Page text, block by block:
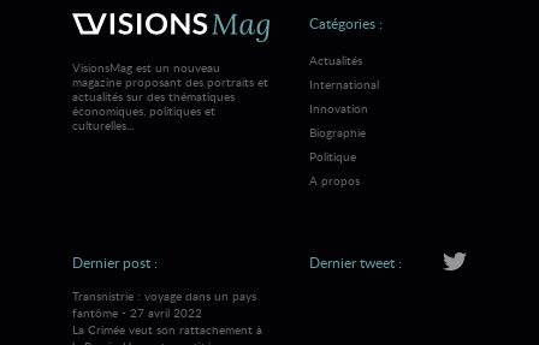
VisionsMag est un nouveau
magazine proposant des portraits et
actualités sur des thématiques
économiques, politiques et
culturelles...
Catégories :
Actualités
International
Innovation
Biographie
Politique
A propos
Dernier post :
Transnistrie : voyage dans un pays
fantôme - 27 avril 2022
La Crimée veut son rattachement à
Dernier tweet :